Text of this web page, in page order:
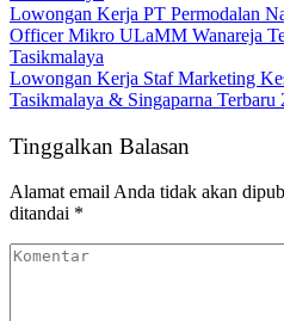
Lowongan Kerja PT Permodalan
Officer Mikro ULaMM Wanareja
Tasikmalaya
Lowongan Kerja Staf Marketing
Tasikmalaya & Singaparna Terbaru
Tinggalkan Balasan
Alamat email Anda tidak akan
ditandai *